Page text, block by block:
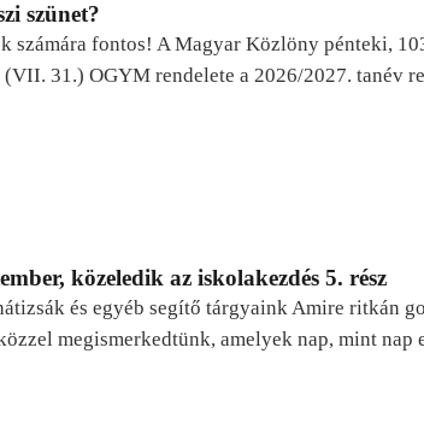
szünet?
számára fontos! A Magyar Közlöny pénteki,
31.) OGYM rendelete a 2026/2027. tanév
közeledik az iskolakezdés 5. rész
és egyéb segítő tárgyaink Amire ritkán
megismerkedtünk, amelyek nap, mint